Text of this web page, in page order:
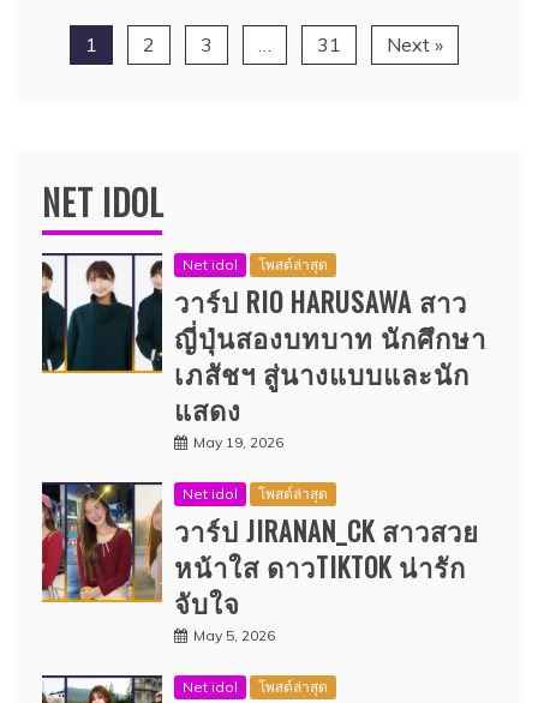
1 2 3 … 31 Next »
NET IDOL
Net idol โพสต์ล่าสุด
วาร์ป RIO HARUSAWA สาว
ญี่ปุ่นสองบทบาท นักศึกษา
เภสัชฯ สู่นางแบบและนัก
แสดง
May 19, 2026
Net idol โพสต์ล่าสุด
วาร์ป JIRANAN_CK สาวสวย
หน้าใส ดาวTIKTOK น่ารัก
จับใจ
May 5, 2026
Net idol โพสต์ล่าสุด